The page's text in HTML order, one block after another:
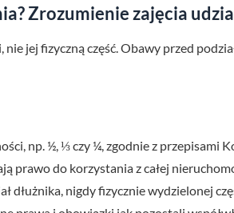
Zrozumienie zajęcia
jej fizyczną część. Obawy przed
np. ½, ⅓ czy ¼, zgodnie z
prawo do korzystania z całej
dłużnika, nigdy fizycznie wydzielonej